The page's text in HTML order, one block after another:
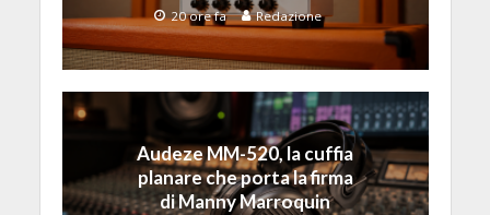
20 ore fa Redazione
Audeze MM-520, la cuffia
planare che porta la firma
di Manny Marroquin